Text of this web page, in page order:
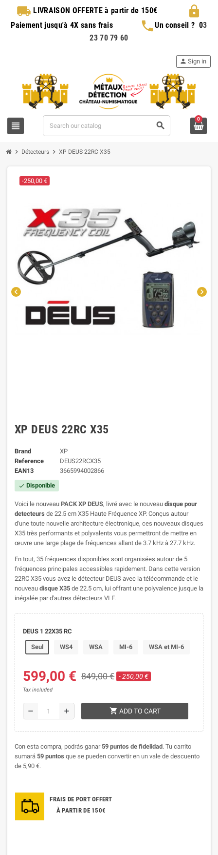
local_shipping LIVRAISON OFFERTEà partir de 150€ lock
Paiement jusqu'à 4X sans frais phoneUn conseil ? 03
23 70 79 60
view_headline search
person Sign in
0
chevron_right Détecteurs chevron_right XP DEUS 22RC X35
chevron_left chevron_right
-250,00 €
XP DEUS 22RC X35
Brand
XP
Reference
DEUS22RCX35
EAN13
3665994002866
check Disponible
Voici le nouveau PACK XP DEUS, livré avec le nouveau disque pour
detecteurs de 22.5 cm X35 Haute Fréquence XP. Conçus autour
d'une toute nouvelle architecture électronique, ces nouveaux disques
X35 très performants et polyvalents vous permettront de mettre en
œuvre une large plage de fréquences allant de 3.7 kHz à 27.7 kHz.
En tout, 35 fréquences disponibles sont organisées autour de 5
fréquences principales accessibles rapidement. Dans cette version
22RC X35 vous avez le détecteur DEUS avec la télécommande et le
nouveau disque X35 de 22.5 cm, lui offrant une polyvalence jusque la
inégalée par d'autres détecteurs VLF.
DEUS 1 22X35 RC
Seul WS4 WSA MI-6 WSA et MI-6
599,00 € 849,00 € - 250,00 €
Tax included
remove add shopping_cart ADD TO CART
Con esta compra, podrás ganar59 puntos de fidelidad. Tu carrito
sumará 59 puntos que se pueden convertir en un vale de descuento
de 5,90 €.
FRAIS DE PORT OFFERT
À PARTIR DE 150€